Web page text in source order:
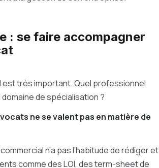
: se faire accompagner
est très important. Quel professionnel
de spécialisation ?
ne se valent pas en matière de
n’a pas l’habitude de rédiger et
comme des LOI, des term-sheet de